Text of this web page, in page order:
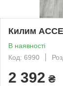
Килим
В наявності
Код: 6990
2 392 ₴